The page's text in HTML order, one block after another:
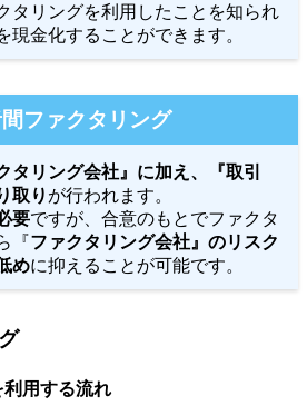
タリングを利用したことを知られ
現金化することができます。
ファクタリング
タリング会社』に加え、『取引
取り が行われます。
要ですが、合意のもとでファクタ
『ファクタリング会社』のリスク
めに抑えることが可能です。
用する流れ